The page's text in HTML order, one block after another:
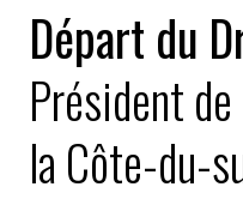
Départ du
Président
la Côte-du-